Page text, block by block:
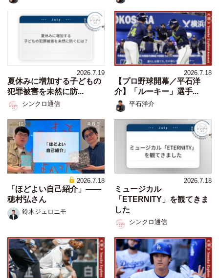
2026.7.19
夏休みに増加する子どもの
犯罪被害を未然に防...
シンクロ通信
2026.7.18
【プロ野球開幕／平石洋
介】「ルーキー」選手...
平石洋介
2026.7.18
「ほどよい自己紹介」——
穂村弘さん
鈴木ジェロニモ
2026.7.18
ミュージカル
「ETERNITY」を観てきま
した
シンクロ通信